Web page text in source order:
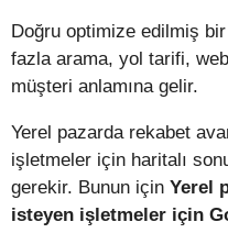
Doğru optimize edilmiş
fazla arama, yol tarifi,
müşteri anlamına gelir.
Yerel pazarda rekabet
işletmeler için haritalı
gerekir. Bunun için Yerel
isteyen işletmeler için